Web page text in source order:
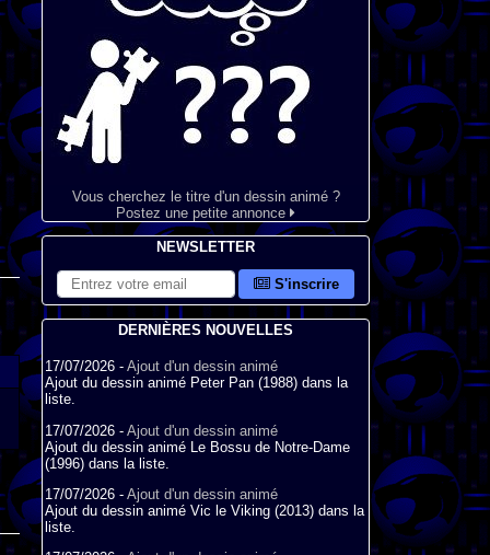
Vous cherchez le titre d'un dessin animé ?
Postez une petite annonce
NEWSLETTER
S'inscrire
DERNIÈRES NOUVELLES
17/07/2026 - Ajout d'un dessin animé
Ajout du dessin animé Peter Pan (1988) dans la
liste.
17/07/2026 - Ajout d'un dessin animé
Ajout du dessin animé Le Bossu de Notre-Dame
(1996) dans la liste.
17/07/2026 - Ajout d'un dessin animé
Ajout du dessin animé Vic le Viking (2013) dans la
liste.